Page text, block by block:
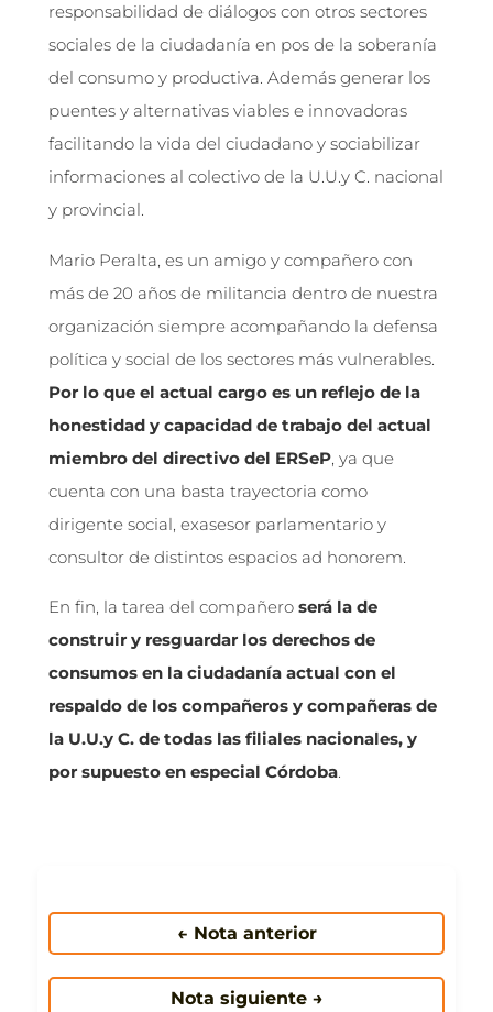
responsabilidad de diálogos con otros sectores
sociales de la ciudadanía en pos de la soberanía
del consumo y productiva. Además generar los
puentes y alternativas viables e innovadoras
facilitando la vida del ciudadano y sociabilizar
informaciones al colectivo de la U.U.y C. nacional
y provincial.
Mario Peralta, es un amigo y compañero con
más de 20 años de militancia dentro de nuestra
organización siempre acompañando la defensa
política y social de los sectores más vulnerables.
Por lo que el actual cargo es un reflejo de la
honestidad y capacidad de trabajo del actual
miembro del directivo del ERSeP , ya que
cuenta con una basta trayectoria como
dirigente social, exasesor parlamentario y
consultor de distintos espacios ad honorem.
En fin, la tarea del compañero será la de
construir y resguardar los derechos de
consumos en la ciudadanía actual con el
respaldo de los compañeros y compañeras de
la U.U.y C. de todas las filiales nacionales, y
por supuesto en especial Córdoba
← Nota anterior
Nota siguiente →